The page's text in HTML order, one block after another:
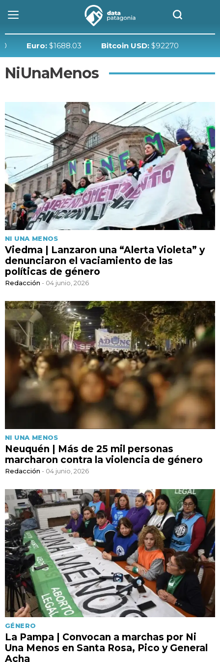
Euro:$1688.03 Bitcoin USD:$92270
NiUnaMenos
NI UNA MENOS
Viedma | Lanzaron una “Alerta Violeta” y
denunciaron el vaciamiento de las
políticas de género
Redacción - 04 junio, 2026
NI UNA MENOS
Neuquén | Más de 25 mil personas
marcharon contra la violencia de género
Redacción - 04 junio, 2026
GÉNERO
La Pampa | Convocan a marchas por Ni
Una Menos en Santa Rosa, Pico y General
Acha